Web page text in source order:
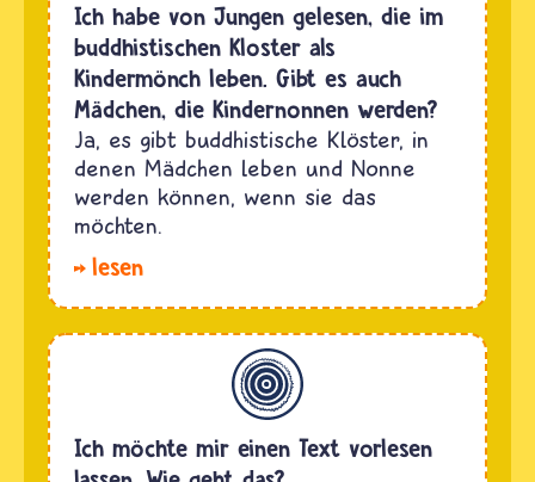
Ich habe von Jungen gelesen, die im
buddhistischen Kloster als
Kindermönch leben. Gibt es auch
Mädchen, die Kindernonnen werden?
Ja, es gibt buddhistische Klöster, in
denen Mädchen leben und Nonne
werden können, wenn sie das
möchten.
lesen
Allgemein
Ich möchte mir einen Text vorlesen